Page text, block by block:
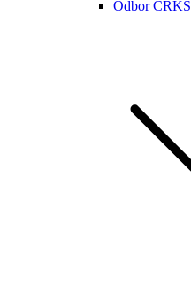
Odbor CRKS